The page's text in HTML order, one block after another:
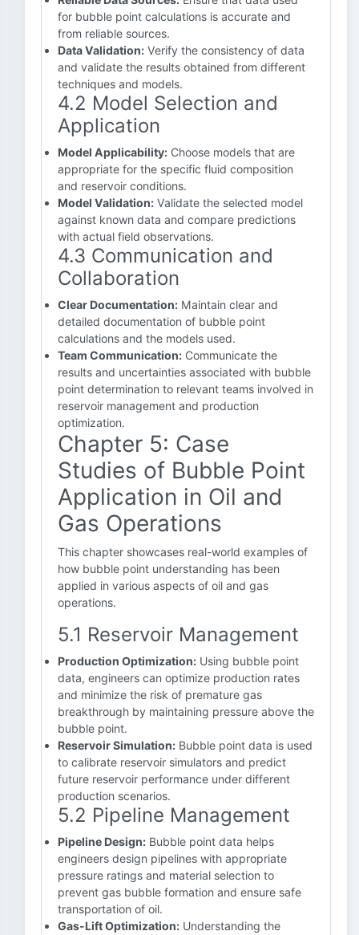
for bubble point calculations is accurate and
from reliable sources.
Data Validation: Verify the consistency of data
and validate the results obtained from different
techniques and models.
4.2 Model Selection and
Application
Model Applicability: Choose models that are
appropriate for the specific fluid composition
and reservoir conditions.
Model Validation: Validate the selected model
against known data and compare predictions
with actual field observations.
4.3 Communication and
Collaboration
Clear Documentation: Maintain clear and
detailed documentation of bubble point
calculations and the models used.
Team Communication: Communicate the
results and uncertainties associated with bubble
point determination to relevant teams involved in
reservoir management and production
optimization.
Chapter 5: Case
Studies of Bubble Point
Application in Oil and
Gas Operations
This chapter showcases real-world examples of
how bubble point understanding has been
applied in various aspects of oil and gas
operations.
5.1 Reservoir Management
Production Optimization: Using bubble point
data, engineers can optimize production rates
and minimize the risk of premature gas
breakthrough by maintaining pressure above the
bubble point.
Reservoir Simulation: Bubble point data is used
to calibrate reservoir simulators and predict
future reservoir performance under different
production scenarios.
5.2 Pipeline Management
Pipeline Design: Bubble point data helps
engineers design pipelines with appropriate
pressure ratings and material selection to
prevent gas bubble formation and ensure safe
transportation of oil.
Gas-Lift Optimization: Understanding the